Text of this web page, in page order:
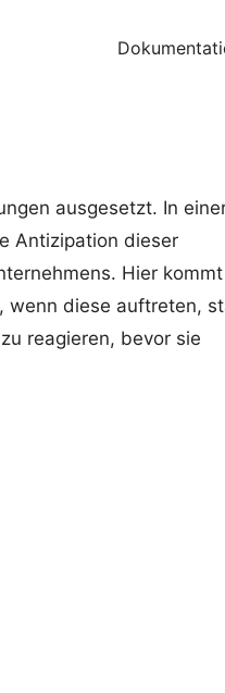
ausgesetzt. In
Antizipation dieser
Hier kommt
wenn diese auftreten,
reagieren, bevor sie